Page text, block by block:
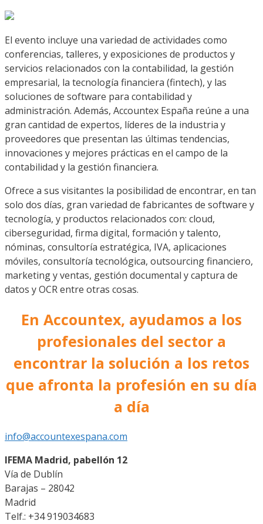
El evento incluye una variedad de actividades como
conferencias, talleres, y exposiciones de productos y
servicios relacionados con la contabilidad, la gestión
empresarial, la tecnología financiera (fintech), y las
soluciones de software para contabilidad y
administración. Además, Accountex España reúne a una
gran cantidad de expertos, líderes de la industria y
proveedores que presentan las últimas tendencias,
innovaciones y mejores prácticas en el campo de la
contabilidad y la gestión financiera.
Ofrece a sus visitantes la posibilidad de encontrar, en tan
solo dos días, gran variedad de fabricantes de software y
tecnología, y productos relacionados con: cloud,
ciberseguridad, firma digital, formación y talento,
nóminas, consultoría estratégica, IVA, aplicaciones
móviles, consultoría tecnológica, outsourcing financiero,
marketing y ventas, gestión documental y captura de
datos y OCR entre otras cosas.
En Accountex, ayudamos a los
profesionales del sector a
encontrar la solución a los retos
que afronta la profesión en su día
a día
info@accountexespana.com
IFEMA Madrid, pabellón 12
Vía de Dublín
Barajas – 28042
Madrid
Telf.: +34 919034683